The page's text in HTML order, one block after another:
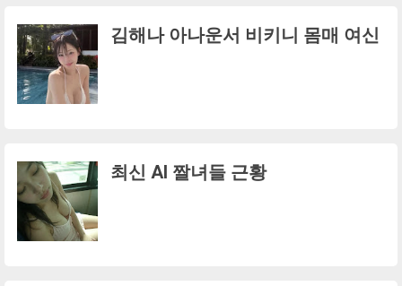
김해나 아나운서 비키니 몸매 여신
최신 AI 짤녀들 근황